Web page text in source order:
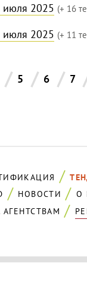
июля 2025 (+ 16
июля 2025 (+ 11
/ 5 / 6 / 7
НОВОСТИ
О